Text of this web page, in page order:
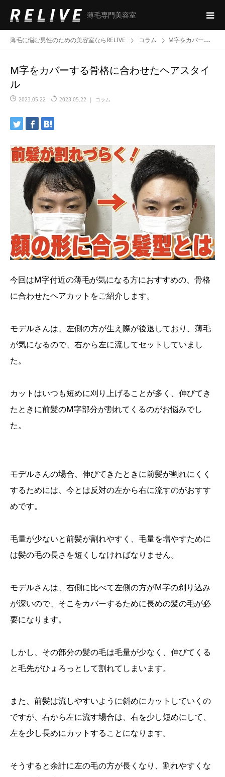
薄毛専門美容室
薄毛に悩む男性のための美容室ならRELIVE コラム M字をカバーする骨格に合わせたヘアスタイル
M字をカバーする骨格に合わせたヘアスタイ
ル
2023.05.22 2023.05.22 コラム
今回はM字付近の薄毛が気になる方におすすめの、骨格
に合わせたヘアカットをご紹介します。
モデルさんは、左側の方が生え際が後退しており、薄毛
が気になるので、右から左に流してセットしていまし
た。
カットはいつも短めに刈り上げることが多く、伸びてき
たときに前髪のM字部分が割れてくるのがお悩みでし
た。
モデルさんの場合、伸びてきたときに前髪が割れにくく
するためには、今とは反対の左から右に流すのがおすす
めです。
毛量が少ないと前髪が割れやすく、毛量を増やすために
は髪の毛の長さを短くしなければなりません。
モデルさんは、右側に比べて左側の方がM字の剃り込み
が深いので、そこをカバーするために長めの髪の毛が必
要になります。
しかし、その部分の髪の毛は毛量が少なく、伸びてくる
と毛先がひょろっとして割れてしまいます。
また、前髪は流しやすいように斜めにカットしていくの
ですが、右から左に流す場合は、右を少し短めにして、
左を少し長めにカットすることになります。
そうすると余計に左の毛の方が長くなり、割れやすくな